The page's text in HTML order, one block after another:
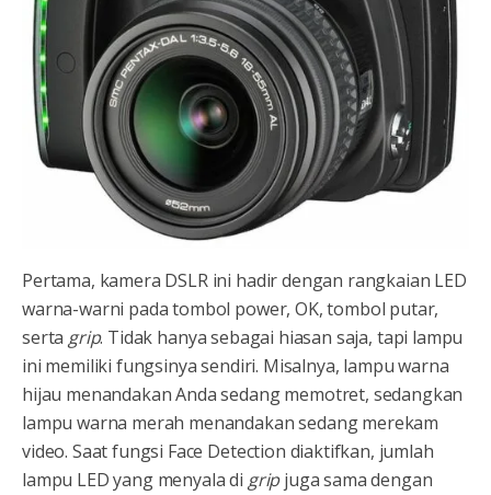
Pertama, kamera DSLR ini hadir dengan rangkaian LED
warna-warni pada tombol power, OK, tombol putar,
serta grip. Tidak hanya sebagai hiasan saja, tapi lampu
ini memiliki fungsinya sendiri. Misalnya, lampu warna
hijau menandakan Anda sedang memotret, sedangkan
lampu warna merah menandakan sedang merekam
video. Saat fungsi Face Detection diaktifkan, jumlah
lampu LED yang menyala di gripjuga sama dengan